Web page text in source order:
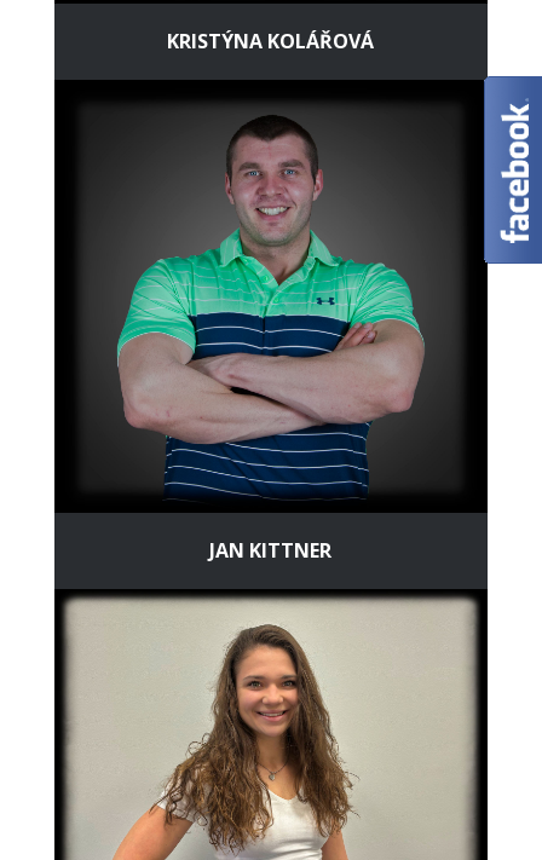
KRISTÝNA KOLÁŘOVÁ
JAN KITTNER